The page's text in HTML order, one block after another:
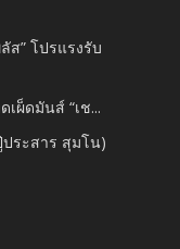
ส” โปรแรงรับ
เผ็ดมันส์ “เช...
ระสาร สุมโน)